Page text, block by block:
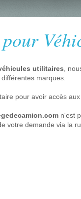
pour
utilitaires ,
marques.
pour avoir accès
n'est
votre demande via la